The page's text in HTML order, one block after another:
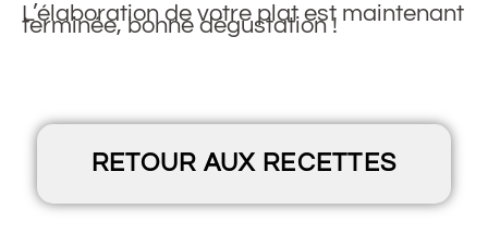
L’élaboration de votre plat est maintenant
terminée, bonne dégustation !
RETOUR AUX RECETTES